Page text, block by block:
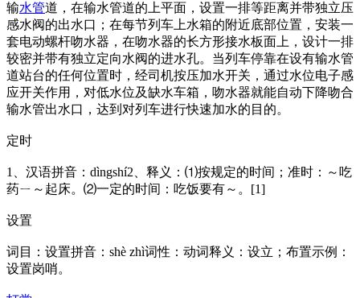
输水管道，在输水管道的上平面，设置一排等距离并带独立压
感水阀的出水口；在每节列车上水箱的附近底部位置，安装一
套电动螺杆吻水器，在吻水器的长方形接水板面上，设计一排
较密并带有独立定向水阀的进水孔。当列车停靠在设有输水管
道站台的任何位置时，经司机按压加水开关，通过水位电子感
应开关作用，对低水位及缺水车箱，吻水器就能自动下降吻合
输水管出水口，达到对列车进行快速加水的目的。
定时
1、汉语拼音：dìngshí2、释义：⑴按规定的时间；准时：～吃
药ㄧ～起床。⑵一定的时间：吃饭要有～。[1]
设置
词目：设置拼音：shè zhì词性：动词释义：设立；布置示例：
设置岗哨。